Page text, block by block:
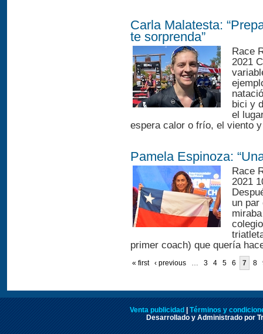
Carla Malatesta:
te sorprenda”
Race
2021
bici y
el
espera calor o frío, el viento
Pamela Espinoza:
Race
2021
un par
primer coach) que quería
« first ‹ previous … 3 4 5 6 7 8
Venta publicidad
Términos y
Desarrollado y Administrado por